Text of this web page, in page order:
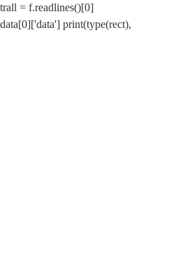
= f.readlines()[0]
print(type(rect),